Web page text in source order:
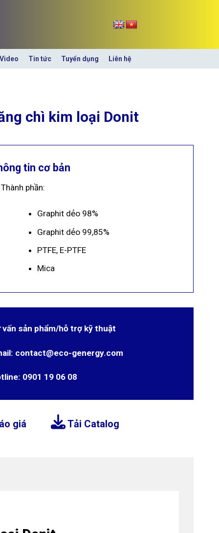
Video Tin tức Tuyển dụng Liên hệ
chì kim loại Donit
tin cơ bản
Thành phần:
Graphit dẻo 98%
Graphit dẻo 99,85%
PTFE, E-PTFE
Mica
vấn sản phẩm/hỗ trợ kỹ thuật
contact@eco-genergy.com
0901 19 06 08
giá Tải Catalog